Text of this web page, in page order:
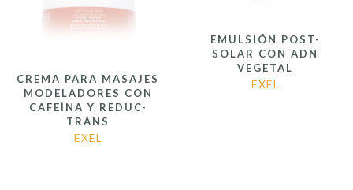
CREMA PARA MASAJES
MODELADORES CON
CAFEÍNA Y REDUC-
TRANS
EXEL
EMULSIÓN POST-
SOLAR CON ADN
VEGETAL
EXEL